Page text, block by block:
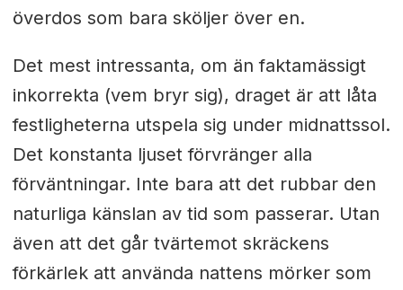
överdos som bara sköljer över en.
Det mest intressanta, om än faktamässigt
inkorrekta (vem bryr sig), draget är att låta
festligheterna utspela sig under midnattssol.
Det konstanta ljuset förvränger alla
förväntningar. Inte bara att det rubbar den
naturliga känslan av tid som passerar. Utan
även att det går tvärtemot skräckens
förkärlek att använda nattens mörker som